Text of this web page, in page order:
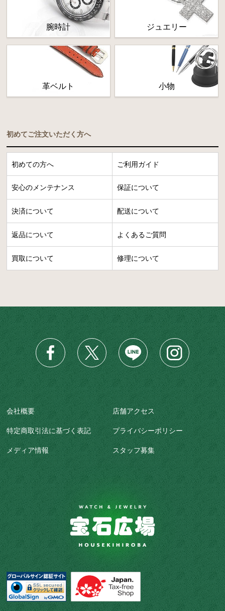
腕時計 ジュエリー
革ベルト 小物
初めてご注文いただく方へ
初めての方へ ご利用ガイド
安心のメンテナンス 保証について
決済について 配送について
返品について よくあるご質問
買取について 修理について
会社概要 店舗アクセス
特定商取引法に基づく表記 プライバシーポリシー
メディア情報 スタッフ募集